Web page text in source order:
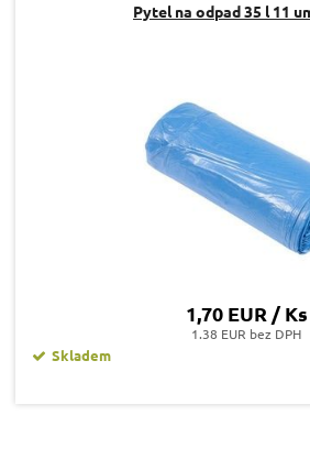
Pytel na odpad 35 l 11
1,70 EUR / Ks
1.38 EUR bez DPH
Skladem